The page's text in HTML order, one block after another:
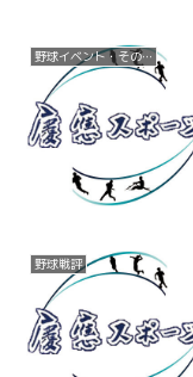
野球イベント・その他
野球戦評